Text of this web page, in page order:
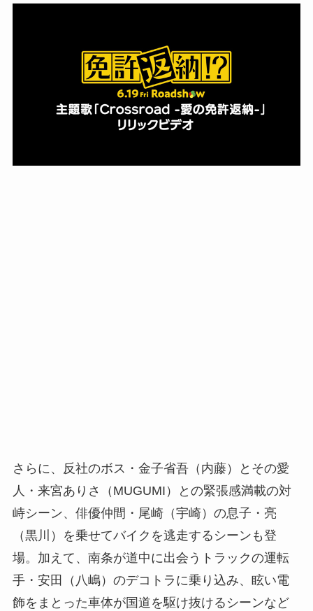
さらに、反社のボス・金子省吾（内藤）とその愛
人・来宮ありさ（MUGUMI）との緊張感満載の対
峙シーン、俳優仲間・尾崎（宇崎）の息子・亮
（黒川）を乗せてバイクを逃走するシーンも登
場。加えて、南条が道中に出会うトラックの運転
手・安田（八嶋）のデコトラに乗り込み、眩い電
飾をまとった車体が国道を駆け抜けるシーンなど